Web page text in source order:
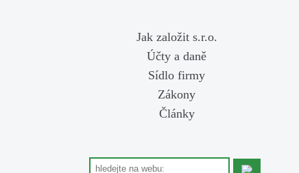
Jak založit s.r.o.
Účty a daně
Sídlo firmy
Zákony
Články